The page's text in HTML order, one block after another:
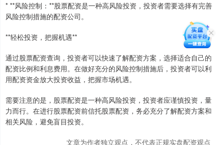
* **风险控制：**股票配资是一种高风险投资，投资者需要选择有完善
风险控制措施的配资公司。
**轻松投资，把握机遇**
通过股票配资查询，投资者可以快速了解配资方案，选择适合自己的
配资比例和利息费用。在做好充分的风险控制措施后，投资者可以利
用配资资金放大投资收益，把握市场机遇。
需要注意的是，股票配资是一种高风险投资，投资者应谨慎投资，量
力而行。在进行股票配资前信托股票配资，务必充分了解配资方案和
相关风险，避免盲目投资。
文章为作者独立观点，不代表正规实盘配资观点